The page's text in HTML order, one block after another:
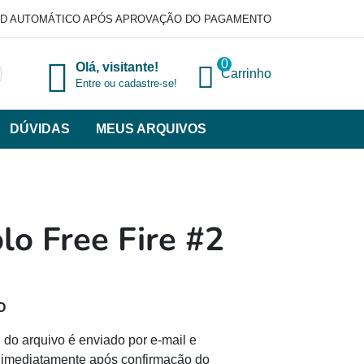
AUTOMÁTICO APÓS APROVAÇÃO DO PAGAMENTO
Olá, visitante!
Entre ou cadastre-se!
0
Carrinho
DÚVIDAS MEUS ARQUIVOS
Free Fire #2
arquivo é enviado por e-mail e
após confirmação do